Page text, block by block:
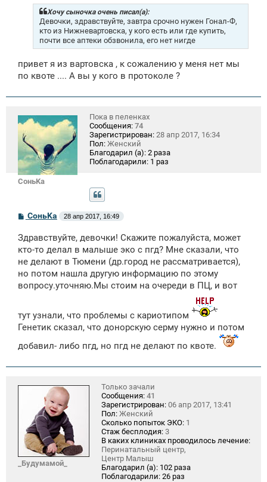
Хочу сыночка очень писал(а):
Девочки, здравствуйте, завтра срочно нужен Гонал-Ф,
кто из Нижневартовска, у кого есть или где купить,
почти все аптеки обзвонила, его нет нигде
привет я из вартовска , к сожалению у меня нет мы
по квоте .... А вы у кого в протоколе ?
СоньKa
Пока в пеленках
Сообщения: 74
Зарегистрирован: 28 апр 2017, 16:34
Пол: Женский
Благодарил (а): 2 раза
Поблагодарили: 1 раз
С
б
щ
н
и
СоньKa 28 апр 2017, 16:49
Здравствуйте, девочки! Скажите пожалуйста, может
кто-то делал в малыше эко с пгд? Мне сказали, что
не делают в Тюмени (др.город не рассматривается),
но потом нашла другую информацию по этому
вопросу.уточняю.Мы стоим на очереди в ПЦ, и вот
тут узнали, что проблемы с кариотипом
Генетик сказал, что донорскую серму нужно и потом
добавил- либо пгд, но пгд не делают по квоте.
_Будумамой_
Только зачали
Сообщения: 41
Зарегистрирован: 06 апр 2017, 13:41
Пол: Женский
Сколько попыток ЭКО: 1
Стаж бесплодия: 3
В каких клиниках проводилось лечение:
Перинатальный центр,
Центр Малыш
Благодарил (а): 102 раза
Поблагодарили: 26 раз